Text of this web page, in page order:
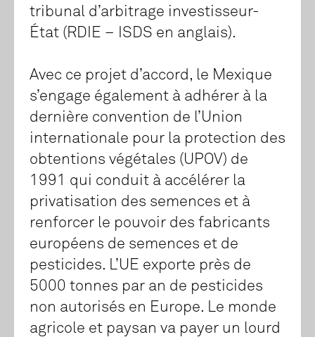
tribunal d’arbitrage investisseur-
État (RDIE – ISDS en anglais).
Avec ce projet d’accord, le Mexique
s’engage également à adhérer à la
dernière convention de l’Union
internationale pour la protection des
obtentions végétales (UPOV) de
1991 qui conduit à accélérer la
privatisation des semences et à
renforcer le pouvoir des fabricants
européens de semences et de
pesticides. L’UE exporte près de
5000 tonnes par an de pesticides
non autorisés en Europe. Le monde
agricole et paysan va payer un lourd